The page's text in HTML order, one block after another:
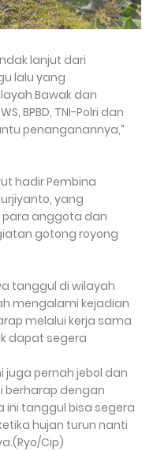
lanjut dari
lalu yang
Bawak dan
BPBD, TNI-Polri dan
penanganannya,”
hadir Pembina
yang
anggota dan
gotong royong
tanggul di wilayah
mengalami kejadian
melalui kerja sama
dapat segera
juga pernah jebol dan
berharap dengan
tanggul bisa segera
hujan turun nanti
Cip)